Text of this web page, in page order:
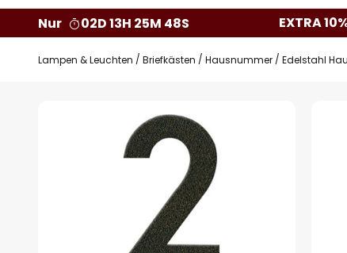
Nur
02D 13H 25M 47S EXTRA
Lampen & Leuchten Briefkästen Hausnummer Edelstahl